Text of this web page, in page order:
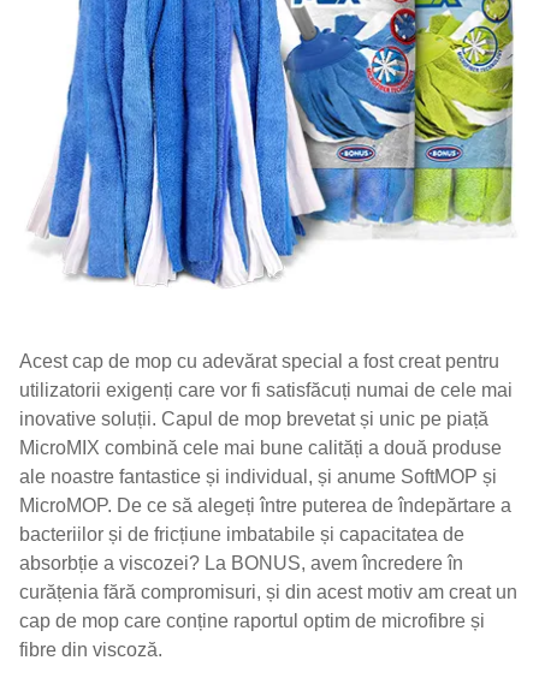
Acest cap de mop cu adevărat special a fost creat pentru
utilizatorii exigenți care vor fi satisfăcuți numai de cele mai
inovative soluții. Capul de mop brevetat și unic pe piață
MicroMIX combină cele mai bune calități a două produse
ale noastre fantastice și individual, și anume SoftMOP și
MicroMOP. De ce să alegeți între puterea de îndepărtare a
bacteriilor și de fricțiune imbatabile și capacitatea de
absorbție a viscozei? La BONUS, avem încredere în
curățenia fără compromisuri, și din acest motiv am creat un
cap de mop care conține raportul optim de microfibre și
fibre din viscoză.